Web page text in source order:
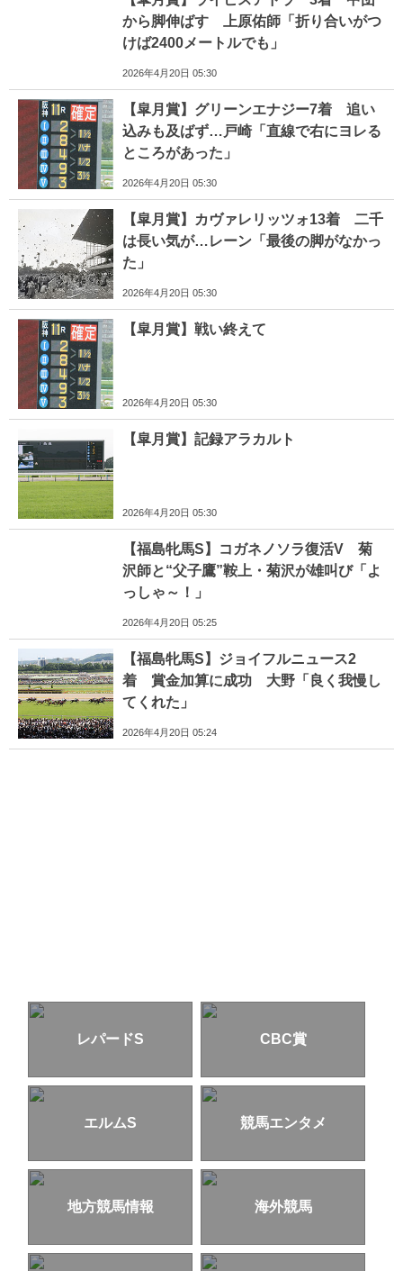
から脚伸ばす 上原佑師「折り合いがつ
けば2400メートルでも」
2026年4月20日 05:30
【皐月賞】グリーンエナジー7着 追い
込みも及ばず…戸崎「直線で右にヨレる
ところがあった」
2026年4月20日 05:30
【皐月賞】カヴァレリッツォ13着 二千
は長い気が…レーン「最後の脚がなかっ
た」
2026年4月20日 05:30
【皐月賞】戦い終えて
2026年4月20日 05:30
【皐月賞】記録アラカルト
2026年4月20日 05:30
【福島牝馬S】コガネノソラ復活V 菊
沢師と“父子鷹”鞍上・菊沢が雄叫び「よ
っしゃ～！」
2026年4月20日 05:25
【福島牝馬S】ジョイフルニュース2
着 賞金加算に成功 大野「良く我慢し
てくれた」
2026年4月20日 05:24
レパードS CBC賞
エルムS 競馬エンタメ
地方競馬情報 海外競馬